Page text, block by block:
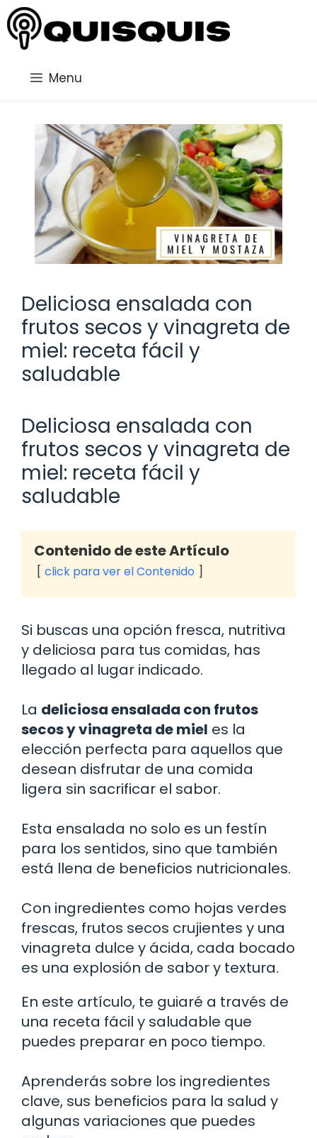
Saltar
al
contenido
Menu
Deliciosa ensalada con
frutos secos y vinagreta de
miel: receta fácil y
saludable
Deliciosa ensalada con
frutos secos y vinagreta de
miel: receta fácil y
saludable
Contenido de este Artículo
click para ver el Contenido
Si buscas una opción fresca, nutritiva
y deliciosa para tus comidas, has
llegado al lugar indicado.
La deliciosa ensalada con frutos
secos y vinagreta de miel es la
elección perfecta para aquellos que
desean disfrutar de una comida
ligera sin sacrificar el sabor.
Esta ensalada no solo es un festín
para los sentidos, sino que también
está llena de beneficios nutricionales.
Con ingredientes como hojas verdes
frescas, frutos secos crujientes y una
vinagreta dulce y ácida, cada bocado
es una explosión de sabor y textura.
En este artículo, te guiaré a través de
una receta fácil y saludable que
puedes preparar en poco tiempo.
Aprenderás sobre los ingredientes
clave, sus beneficios para la salud y
algunas variaciones que puedes